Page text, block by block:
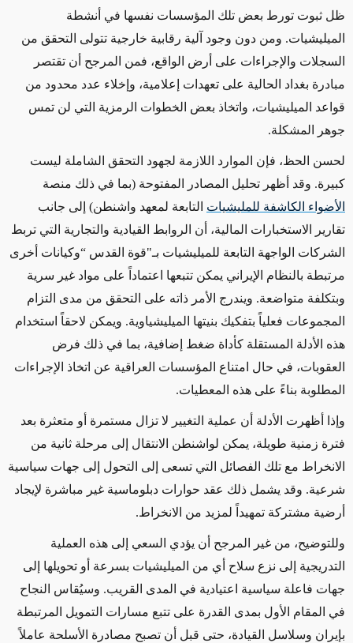
ظل ثبوت تورط بعض تلك المؤسسات نفسها في أنشطة
الميليشيات. ومن دون وجود آلية رقابية خارجية تتولى التحقق من
السجلات والإجراءات على أرض الواقع، فمن المرجح أن تقتصر
مبادرة بغداد الحالية على تعهدات إعلامية، وإخلاء عدد محدود من
قواعد الميليشيات، واتخاذ بعض الخطوات الرمزية التي لن تمس
جوهر المشكلة.
لحسن الحظ، فإن الموارد اللازمة لجهود التحقق الشاملة ليست
كبيرة. وقد أظهر تحليل المصادر المفتوحة (بما في ذلك منصة
الأضواء الكاشفة للمليشيات التابعة لمعهد واشنطن) إلى جانب
تقارير الاستخبارات المالية، أن الروابط القيادية والتجارية التي تربط
الشركات الواجهة التابعة للميليشيات بـ"قوة القدس “وكيانات أخرى
مرتبطة بالنظام الإيراني يمكن تتبعها اعتماداً على مواد غير سرية
وبتكلفة متواضعة. ويندرج الأمر ذاته على التحقق من مدى التزام
المجموعات فعلياً بتفكيك بنيتها الميليشياوية. ويمكن لاحقاً استخدام
هذه الأدلة المستقلة كأداة ضغط إضافية، بما في ذلك فرض
العقوبات، في حال امتناع المؤسسات العراقية عن اتخاذ الإجراءات
المطلوبة بناءً على هذه المعطيات.
وإذا أظهرت الأدلة أن عملية التغيير لا تزال مستمرة أو متعثرة بعد
فترة زمنية طويلة، يمكن لواشنطن الانتقال إلى مرحلة ثانية من
الانخراط مع تلك الفصائل التي تسعى إلى التحول إلى جهات سياسية
شرعية. وقد يشمل ذلك عقد حوارات دبلوماسية غير مباشرة لإيجاد
أرضية مشتركة تمهيداً لمزيد من الانخراط.
وللتوضيح، من غير المرجح أن يؤدي السعي إلى هذه العملية
التدريجية إلى نزع سلاح أي من الميليشيات بسرعة أو تحويلها إلى
جهات فاعلة سياسية اعتيادية في المدى القريب. وسيُقاس النجاح
في المقام الأول بمدى القدرة على تتبع مسارات التمويل المرتبطة
بإيران وسلاسل القيادة، حتى قبل أن تصبح مصادرة الأسلحة عاملاً